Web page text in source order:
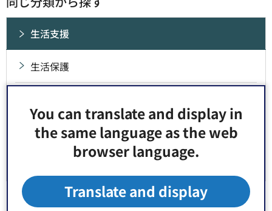
You can translate and display in
the same language as the web
browser language.
Translate and display
生活支援
生活保護
中国残留邦人等に対する新たな支援策